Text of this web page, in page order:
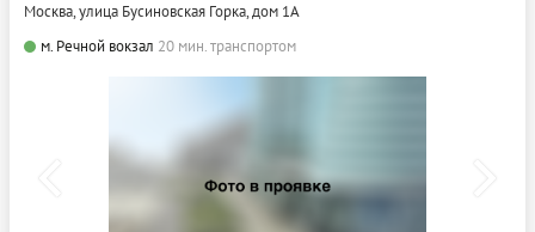
Москва, улица Бусиновская Горка, дом 1А
м. Речной вокзал 20 мин. транспортом